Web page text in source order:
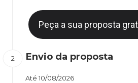
Peça a sua proposta
Envio da proposta
Até 10/08/2026